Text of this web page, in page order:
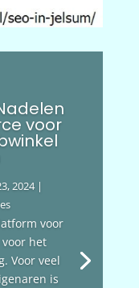
voor
2024|
voor
het
Voor veel
is